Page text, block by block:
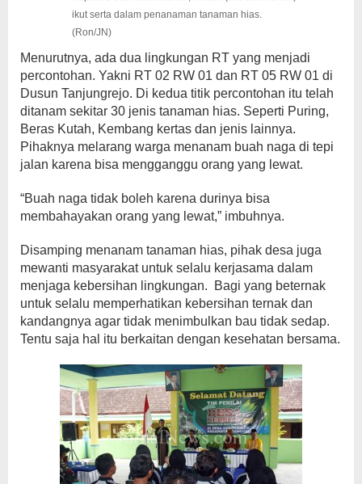
ikut serta dalam penanaman tanaman hias.
(Ron/JN)
Menurutnya, ada dua lingkungan RT yang menjadi
percontohan. Yakni RT 02 RW 01 dan RT 05 RW 01 di
Dusun Tanjungrejo. Di kedua titik percontohan itu telah
ditanam sekitar 30 jenis tanaman hias. Seperti Puring,
Beras Kutah, Kembang kertas dan jenis lainnya.
Pihaknya melarang warga menanam buah naga di tepi
jalan karena bisa mengganggu orang yang lewat.
“Buah naga tidak boleh karena durinya bisa
membahayakan orang yang lewat,” imbuhnya.
Disamping menanam tanaman hias, pihak desa juga
mewanti masyarakat untuk selalu kerjasama dalam
menjaga kebersihan lingkungan. Bagi yang beternak
untuk selalu memperhatikan kebersihan ternak dan
kandangnya agar tidak menimbulkan bau tidak sedap.
Tentu saja hal itu berkaitan dengan kesehatan bersama.